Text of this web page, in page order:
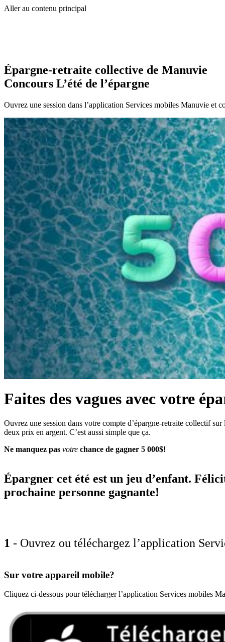
Aller au contenu principal
Épargne-retraite collective de Manuvie
Concours L’été de l’épargne
Ouvrez une session dans l’application Services mobiles Manuvie et
Faites des vagues avec votre
Ouvrez une session dans votre compte d’épargne-retraite collectif
deux prix en argent. C’est aussi simple que ça.
Ne manquez pas votre chance de gagner 5 000$!
Épargner cet été est un jeu d’enfant.
prochaine personne gagnante!
1 - Ouvrez ou téléchargez l’application
Sur votre appareil mobile?
Cliquez ci-dessous pour télécharger l’application Services mobiles